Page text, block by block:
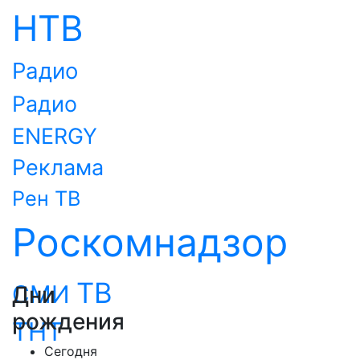
НТВ
Радио
Радио
ENERGY
Реклама
Рен ТВ
Роскомнадзор
СМИ ТВ
ТНТ
Дни
рождения
Сегодня